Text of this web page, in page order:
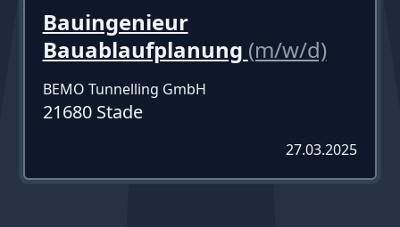
Bauingenieur
Bauablaufplanung (m/w/d)
BEMO Tunnelling GmbH
21680 Stade
27.03.2025